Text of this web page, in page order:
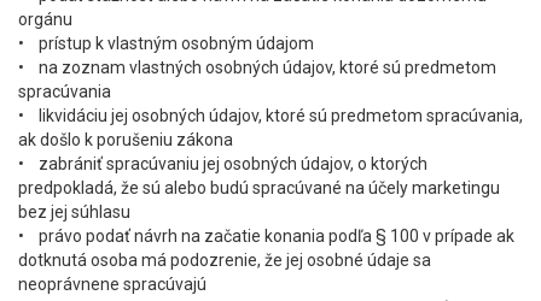
orgánu
• prístup k vlastným osobným údajom
• na zoznam vlastných osobných údajov, ktoré sú predmetom
spracúvania
• likvidáciu jej osobných údajov, ktoré sú predmetom spracúvania,
ak došlo k porušeniu zákona
• zabrániť spracúvaniu jej osobných údajov, o ktorých
predpokladá, že sú alebo budú spracúvané na účely marketingu
bez jej súhlasu
• právo podať návrh na začatie konania podľa § 100 v prípade ak
dotknutá osoba má podozrenie, že jej osobné údaje sa
neoprávnene spracúvajú